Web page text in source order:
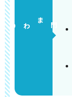
門まわり